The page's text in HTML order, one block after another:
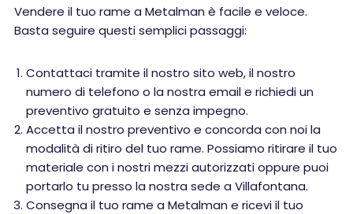
Vendere il tuo rame a Metalman è facile e veloce.
Basta seguire questi semplici passaggi:
Contattaci tramite il nostro sito web, il nostro
numero di telefono o la nostra email e richiedi un
preventivo gratuito e senza impegno.
Accetta il nostro preventivo e concorda con noi la
modalità di ritiro del tuo rame. Possiamo ritirare il tuo
materiale con i nostri mezzi autorizzati oppure puoi
portarlo tu presso la nostra sede a Villafontana.
Consegna il tuo rame a Metalman e ricevi il tuo